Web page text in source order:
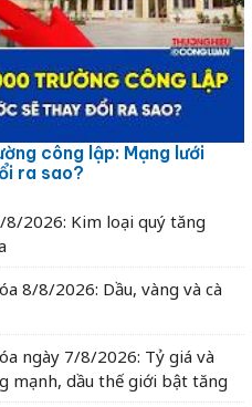
công lập: Mạng lưới
ra sao?
8/2026: Kim loại quý tăng
8/8/2026: Dầu, vàng và cà
ngày 7/8/2026: Tỷ giá và
mạnh, dầu thế giới bật tăng